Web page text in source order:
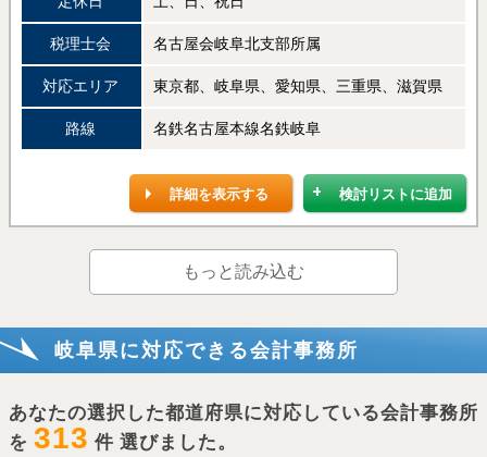
税理士会 名古屋会岐阜北支部所属
対応エリア 東京都、岐阜県、愛知県、三重県、滋賀県
路線 名鉄名古屋本線名鉄岐阜
検討リストに追加
詳細を表示する
もっと読み込む
岐阜県に対応できる会計事務所
あなたの選択した都道府県に対応している会計事務所
を 313 件 選びました。